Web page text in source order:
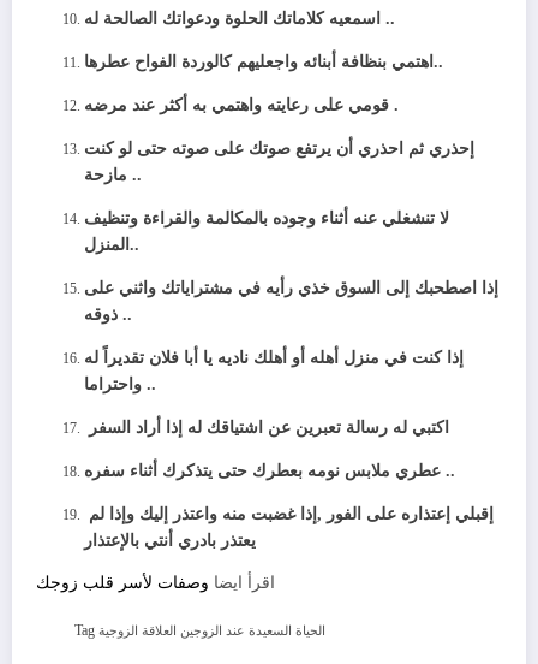
اسمعيه كلاماتك الحلوة ودعواتك الصالحة له ..
اهتمي بنظافة أبنائه واجعليهم كالوردة الفواح عطرها..
قومي على رعايته واهتمي به أكثر عند مرضه .
إحذري ثم احذري أن يرتفع صوتك على صوته حتى لو كنت
مازحة ..
لا تنشغلي عنه أثناء وجوده بالمكالمة والقراءة وتنظيف
المنزل..
إذا اصطحبك إلى السوق خذي رأيه في مشتراياتك واثني على
ذوقه ..
إذا كنت في منزل أهله أو أهلك ناديه يا أبا فلان تقديراً له
واحتراما ..
اكتبي له رسالة تعبرين عن اشتياقك له إذا أراد السفر
عطري ملابس نومه بعطرك حتى يتذكرك أثناء سفره ..
إقبلي إعتذاره على الفور , إذا غضبت منه واعتذر إليك وإذا لم
يعتذر بادري أنتي بالإعتذار
اقرأ ايضا وصفات لأسر قلب زوجك
Tag الحياة السعيدة عند الزوجين العلاقة الزوجية